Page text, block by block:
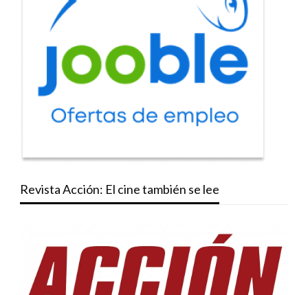
Revista Acción: El cine también se lee